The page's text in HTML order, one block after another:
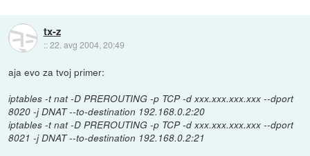
tx-z
::22. avg 2004, 20:49
aja evo za tvoj primer:
iptables -t nat -D PREROUTING -p TCP -d xxx.xxx.xxx.xxx --dport
8020 -j DNAT --to-destination 192.168.0.2:20
iptables -t nat -D PREROUTING -p TCP -d xxx.xxx.xxx.xxx --dport
8021 -j DNAT --to-destination 192.168.0.2:21